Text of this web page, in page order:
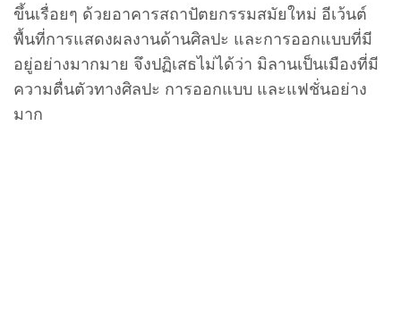
ขึ้นเรื่อยๆ ด้วยอาคารสถาปัตยกรรมสมัยใหม่ อีเว้นต์
พื้นที่การแสดงผลงานด้านศิลปะ และการออกแบบที่มี
อยู่อย่างมากมาย จึงปฏิเสธไม่ได้ว่า มิลานเป็นเมืองที่มี
ความตื่นตัวทางศิลปะ การออกแบบ และแฟชั่นอย่าง
มาก